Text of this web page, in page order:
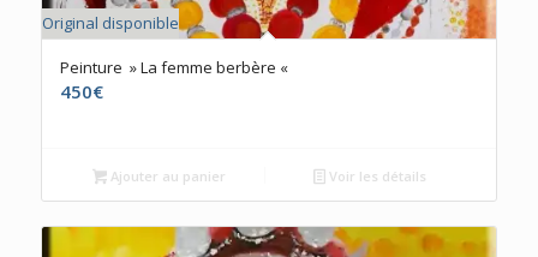
Original disponible
Peinture » La femme berbère «
450€
Ajouter au panier Voir les détails